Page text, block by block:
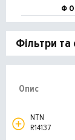
Фільтри та
Опис
NTN
R14137